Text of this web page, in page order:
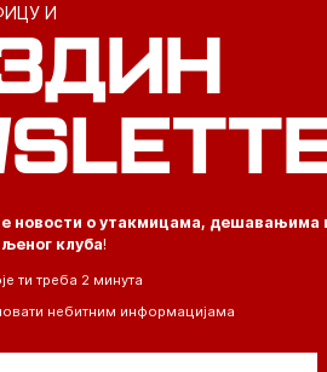
И
новости о утакмицама, дешавањима
клуба!
ти треба 2 минута
небитним информацијама